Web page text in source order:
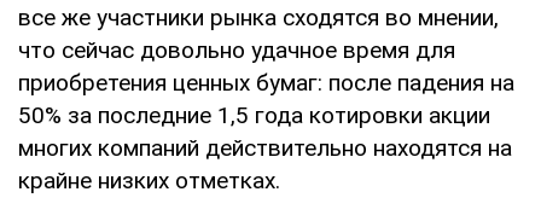
все же участники рынка сходятся во мнении,
что сейчас довольно удачное время для
приобретения ценных бумаг: после падения на
50% за последние 1,5 года котировки акции
многих компаний действительно находятся на
крайне низких отметках.